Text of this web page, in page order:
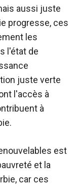
aussi juste
progresse, ces
les
l'état de
juste verte
l'accès à
à
est
et la
car ces